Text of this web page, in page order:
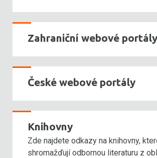
Zahraniční webové portály
České webové portály
Knihovny
Zde najdete odkazy na knihovny,
shromažďují odbornou literaturu z